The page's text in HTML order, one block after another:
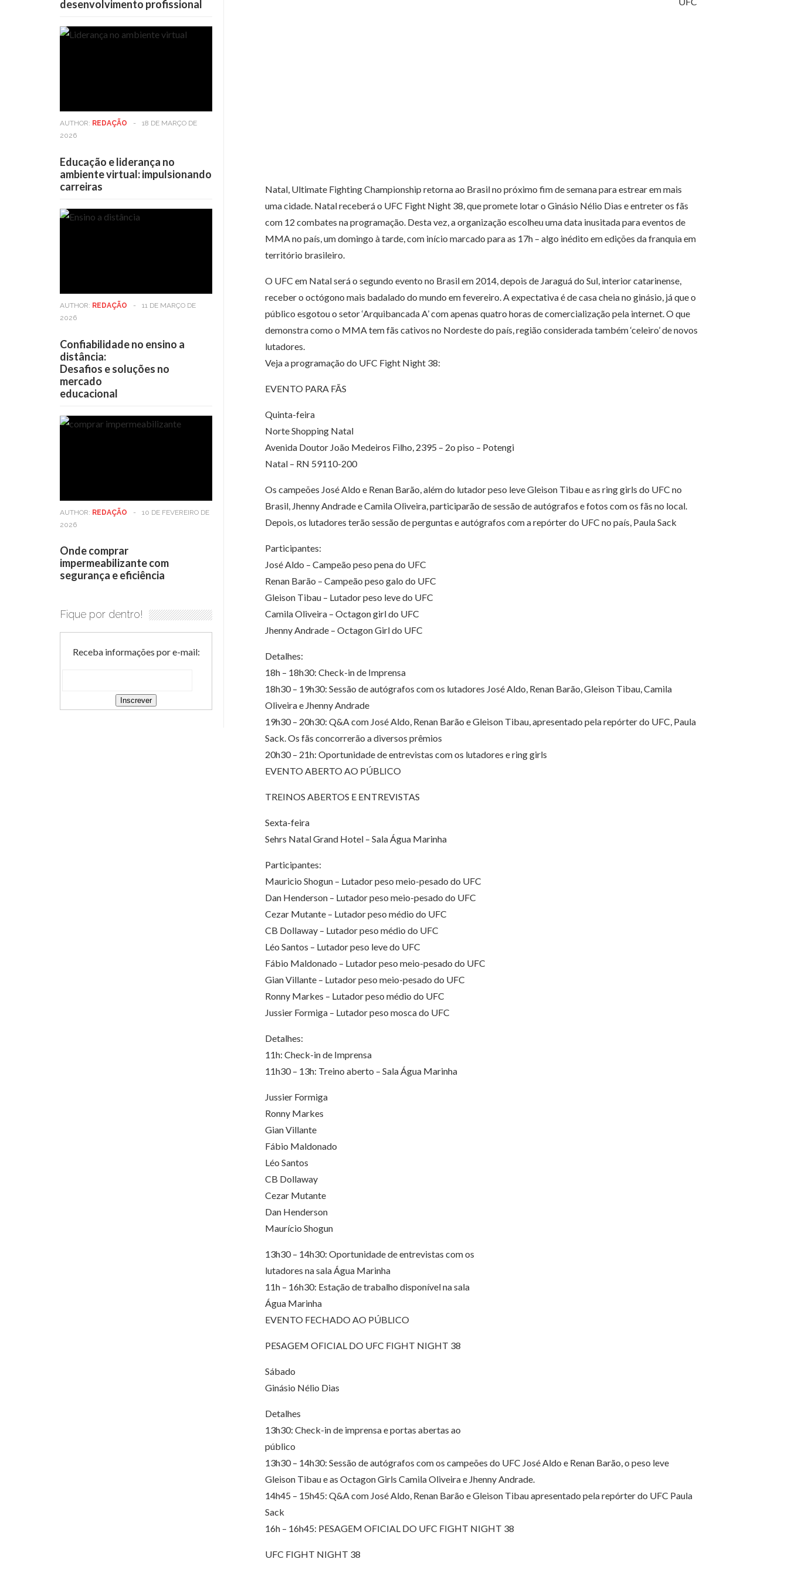
Natal, Ultimate Fighting Championship retorna ao Brasil no próximo fim de semana para estrear em mais
uma cidade. Natal receberá o UFC Fight Night 38, que promete lotar o Ginásio Nélio Dias e entreter os fãs
com 12 combates na programação. Desta vez, a organização escolheu uma data inusitada para eventos de
MMA no país, um domingo à tarde, com início marcado para as 17h – algo inédito em edições da franquia em
território brasileiro.
O UFC em Natal será o segundo evento no Brasil em 2014, depois de Jaraguá do Sul, interior catarinense,
receber o octógono mais badalado do mundo em fevereiro. A expectativa é de casa cheia no ginásio, já que o
público esgotou o setor ‘Arquibancada A’ com apenas quatro horas de comercialização pela internet. O que
demonstra como o MMA tem fãs cativos no Nordeste do país, região considerada também ‘celeiro’ de novos
lutadores.
Veja a programação do UFC Fight Night 38:
EVENTO PARA FÃS
Quinta-feira
Norte Shopping Natal
Avenida Doutor João Medeiros Filho, 2395 – 2o piso – Potengi
Natal – RN 59110-200
Os campeões José Aldo e Renan Barão, além do lutador peso leve Gleison Tibau e as ring girls do UFC no
Brasil, Jhenny Andrade e Camila Oliveira, participarão de sessão de autógrafos e fotos com os fãs no local.
Depois, os lutadores terão sessão de perguntas e autógrafos com a repórter do UFC no país, Paula Sack
Participantes:
José Aldo – Campeão peso pena do UFC
Renan Barão – Campeão peso galo do UFC
Gleison Tibau – Lutador peso leve do UFC
Camila Oliveira – Octagon girl do UFC
Jhenny Andrade – Octagon Girl do UFC
Detalhes:
18h – 18h30: Check-in de Imprensa
18h30 – 19h30: Sessão de autógrafos com os lutadores José Aldo, Renan Barão, Gleison Tibau, Camila
Oliveira e Jhenny Andrade
19h30 – 20h30: Q&A com José Aldo, Renan Barão e Gleison Tibau, apresentado pela repórter do UFC, Paula
Sack. Os fãs concorrerão a diversos prêmios
20h30 – 21h: Oportunidade de entrevistas com os lutadores e ring girls
EVENTO ABERTO AO PÚBLICO
TREINOS ABERTOS E ENTREVISTAS
Sexta-feira
Sehrs Natal Grand Hotel – Sala Água Marinha
Participantes:
Mauricio Shogun – Lutador peso meio-pesado do UFC
Dan Henderson – Lutador peso meio-pesado do UFC
Cezar Mutante – Lutador peso médio do UFC
CB Dollaway – Lutador peso médio do UFC
Léo Santos – Lutador peso leve do UFC
Fábio Maldonado – Lutador peso meio-pesado do UFC
Gian Villante – Lutador peso meio-pesado do UFC
Ronny Markes – Lutador peso médio do UFC
Jussier Formiga – Lutador peso mosca do UFC
Detalhes:
11h: Check-in de Imprensa
11h30 – 13h: Treino aberto – Sala Água Marinha
Jussier Formiga
Ronny Markes
Gian Villante
Fábio Maldonado
Léo Santos
CB Dollaway
Cezar Mutante
Dan Henderson
Maurício Shogun
13h30 – 14h30: Oportunidade de entrevistas com os
lutadores na sala Água Marinha
11h – 16h30: Estação de trabalho disponível na sala
Água Marinha
EVENTO FECHADO AO PÚBLICO
PESAGEM OFICIAL DO UFC FIGHT NIGHT 38
Sábado
Ginásio Nélio Dias
Detalhes
13h30: Check-in de imprensa e portas abertas ao
público
13h30 – 14h30: Sessão de autógrafos com os campeões do UFC José Aldo e Renan Barão, o peso leve
Gleison Tibau e as Octagon Girls Camila Oliveira e Jhenny Andrade.
14h45 – 15h45: Q&A com José Aldo, Renan Barão e Gleison Tibau apresentado pela repórter do UFC Paula
Sack
16h – 16h45: PESAGEM OFICIAL DO UFC FIGHT NIGHT 38
UFC FIGHT NIGHT 38
desenvolvimento profissional
AUTHOR: REDAÇÃO -
18 DE MARÇO DE
2026
Educação e liderança no
ambiente virtual: impulsionando
carreiras
AUTHOR: REDAÇÃO -
11 DE MARÇO DE
2026
Confiabilidade no ensino a
distância:
Desafios e soluções no
mercado
educacional
AUTHOR: REDAÇÃO -
10 DE FEVEREIRO DE
2026
Onde comprar
impermeabilizante com
segurança e eficiência
Fique por dentro!
Receba informações por e-mail: